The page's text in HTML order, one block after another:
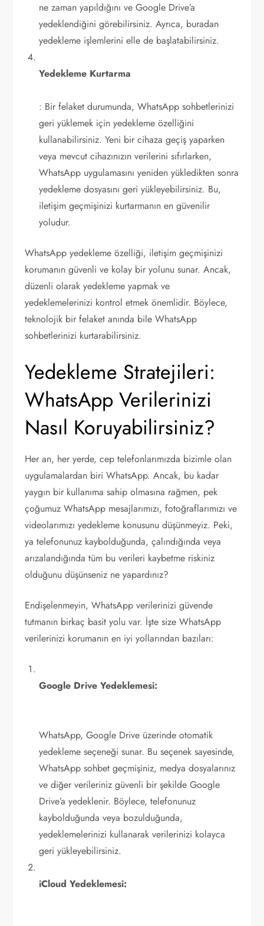
ne zaman yapıldığını ve Google Drive’a
yedeklendiğini görebilirsiniz. Ayrıca, buradan
yedekleme işlemlerini elle de başlatabilirsiniz.
Yedekleme Kurtarma
: Bir felaket durumunda, WhatsApp sohbetlerinizi
geri yüklemek için yedekleme özelliğini
kullanabilirsiniz. Yeni bir cihaza geçiş yaparken
veya mevcut cihazınızın verilerini sıfırlarken,
WhatsApp uygulamasını yeniden yükledikten sonra
yedekleme dosyasını geri yükleyebilirsiniz. Bu,
iletişim geçmişinizi kurtarmanın en güvenilir
yoludur.
WhatsApp yedekleme özelliği, iletişim geçmişinizi
korumanın güvenli ve kolay bir yolunu sunar. Ancak,
düzenli olarak yedekleme yapmak ve
yedeklemelerinizi kontrol etmek önemlidir. Böylece,
teknolojik bir felaket anında bile WhatsApp
sohbetlerinizi kurtarabilirsiniz.
Yedekleme Stratejileri:
WhatsApp Verilerinizi
Nasıl Koruyabilirsiniz?
Her an, her yerde, cep telefonlarımızda bizimle olan
uygulamalardan biri WhatsApp. Ancak, bu kadar
yaygın bir kullanıma sahip olmasına rağmen, pek
çoğumuz WhatsApp mesajlarımızı, fotoğraflarımızı ve
videolarımızı yedekleme konusunu düşünmeyiz. Peki,
ya telefonunuz kaybolduğunda, çalındığında veya
arızalandığında tüm bu verileri kaybetme riskiniz
olduğunu düşünseniz ne yapardınız?
Endişelenmeyin, WhatsApp verilerinizi güvende
tutmanın birkaç basit yolu var. İşte size WhatsApp
verilerinizi korumanın en iyi yollarından bazıları:
Google Drive Yedeklemesi:
WhatsApp, Google Drive üzerinde otomatik
yedekleme seçeneği sunar. Bu seçenek sayesinde,
WhatsApp sohbet geçmişiniz, medya dosyalarınız
ve diğer verileriniz güvenli bir şekilde Google
Drive’a yedeklenir. Böylece, telefonunuz
kaybolduğunda veya bozulduğunda,
yedeklemelerinizi kullanarak verilerinizi kolayca
geri yükleyebilirsiniz.
iCloud Yedeklemesi: